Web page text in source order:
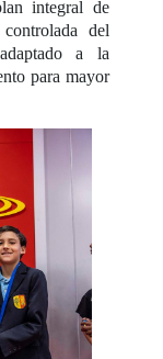
integral de
del
a la
para mayor